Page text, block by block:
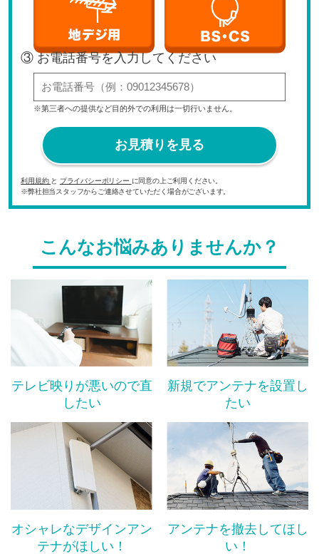
③ お電話番号を入力してください
※第三者への提供など目的外での利用は一切行いません。
お見積りを見る
利用規約 と プライバシーポリシー に同意の上ご利用ください。
※弊社担当スタッフからご連絡させていただく場合がございます。
こんなお悩みありませんか？
テレビ映りが悪いので直
したい
新規でアンテナを設置し
たい
オシャレなデザインアン
テナがほしい！
アンテナを撤去してほし
い！